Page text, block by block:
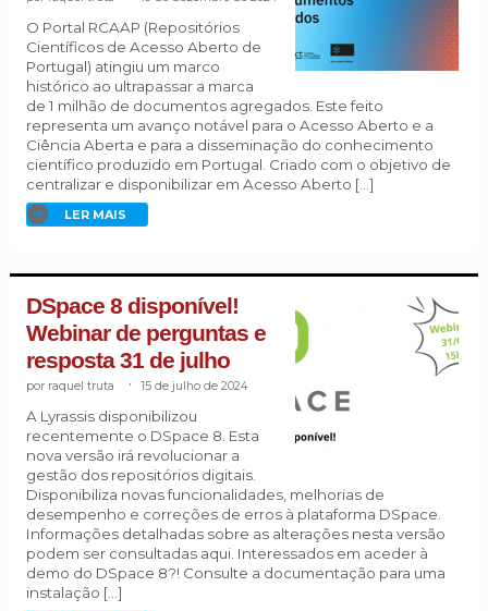
O Portal RCAAP (Repositórios
Científicos de Acesso Aberto de
Portugal) atingiu um marco
histórico ao ultrapassar a marca
de 1 milhão de documentos agregados. Este feito
representa um avanço notável para o Acesso Aberto e a
Ciência Aberta e para a disseminação do conhecimento
científico produzido em Portugal. Criado com o objetivo de
centralizar e disponibilizar em Acesso Aberto […]
LER MAIS
DSpace 8 disponível!
Webinar de perguntas e
resposta 31 de julho
raquel truta 15 de julho de 2024
A Lyrassis disponibilizou
recentemente o DSpace 8. Esta
nova versão irá revolucionar a
gestão dos repositórios digitais.
Disponibiliza novas funcionalidades, melhorias de
desempenho e correções de erros à plataforma DSpace.
Informações detalhadas sobre as alterações nesta versão
podem ser consultadas aqui. Interessados em aceder à
demo do DSpace 8?! Consulte a documentação para uma
instalação […]